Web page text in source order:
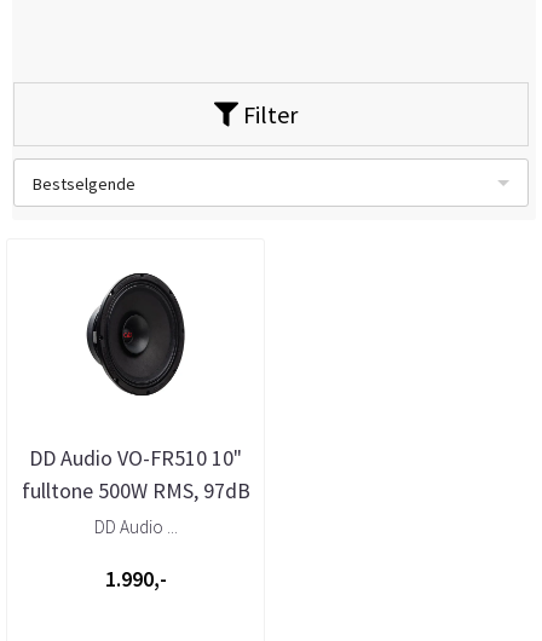
Filter
Bestselgende
DD Audio VO-FR510 10"
fulltone 500W RMS, 97dB
(stk)
DD Audio ...
1.990,-